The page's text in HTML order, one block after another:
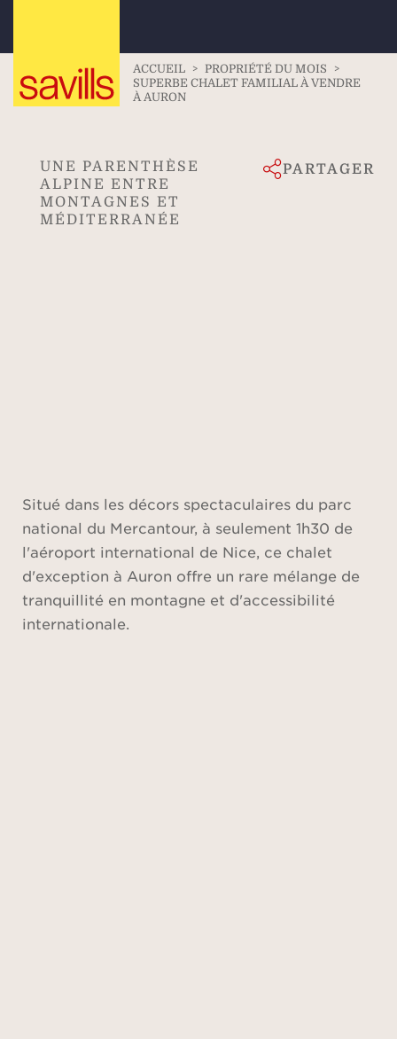
ACCUEIL > PROPRIÉTÉ DU MOIS
>
SUPERBE CHALET FAMILIAL À VENDRE
À AURON
UNE PARENTHÈSE
ALPINE ENTRE
MONTAGNES ET
MÉDITERRANÉE
PARTAGER
Situé dans les décors spectaculaires du parc
national du Mercantour, à seulement 1h30 de
l'aéroport international de Nice, ce chalet
d'exception à Auron offre un rare mélange de
tranquillité en montagne et d'accessibilité
internationale.